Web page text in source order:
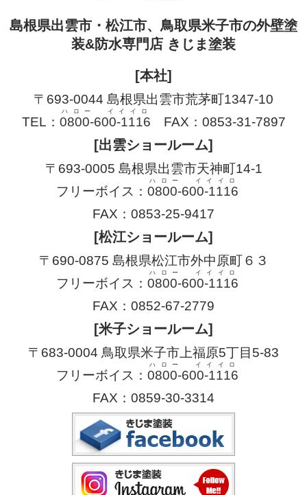
島根県出雲市・松江市、鳥取県米子市の外壁塗
装&防水専門店 きじま塗装
[本社]
〒693-0044 島根県出雲市荒茅町1347-10
TEL： 0800-600-1116
ハロー イイイロ
FAX：0853-31-7897
[出雲ショールーム]
〒693-0005 島根県出雲市天神町14-1
フリーボイス： 0800-600-1116
ハロー イイイロ
FAX：0853-25-9417
[松江ショールーム]
〒690-0875 島根県松江市外中原町６３
フリーボイス： 0800-600-1116
ハロー イイイロ
FAX：0852-67-2779
[米子ショールーム]
〒683-0004 鳥取県米子市上福原5丁目5-83
フリーボイス： 0800-600-1116
ハロー イイイロ
FAX：0859-30-3314